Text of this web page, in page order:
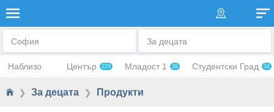
София За децата
Наблизо Център 229 Младост 1 39 Студентски Град 34
❯ За децата ❯ Продукти